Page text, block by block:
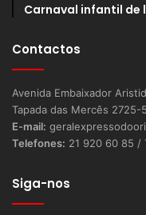
Carnaval infantil de
Contactos
Avenida Embaixador
Tapada das Mercês 2725-
E-mail:
Telefones: 21 920 60 85 /
Siga-nos